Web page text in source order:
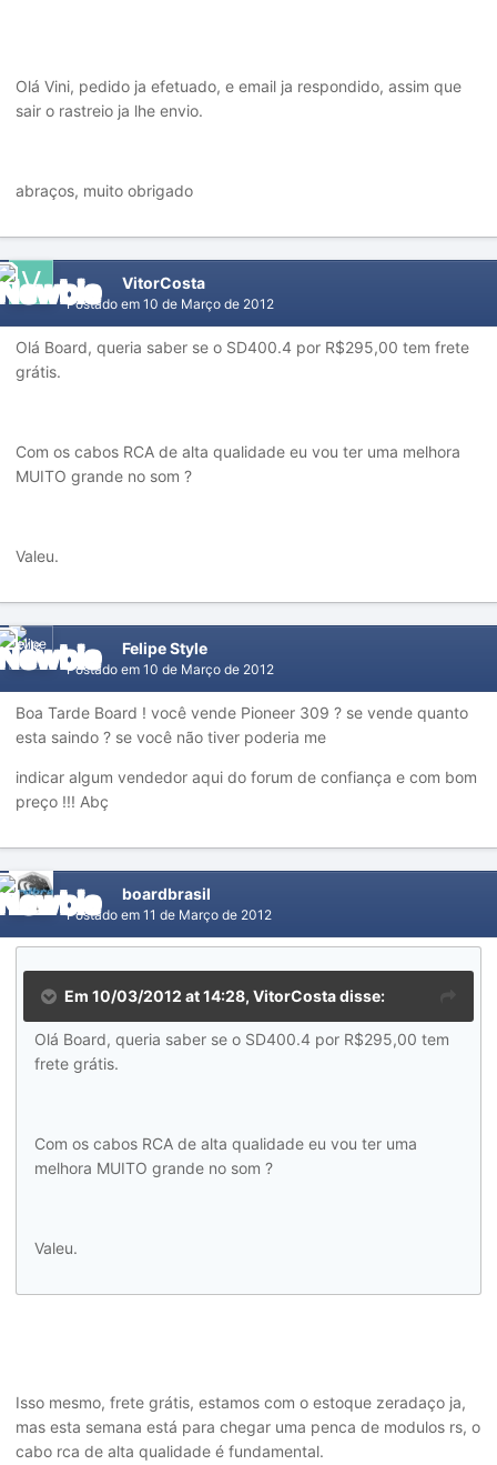
Olá Vini, pedido ja efetuado, e email ja respondido, assim que
sair o rastreio ja lhe envio.
abraços, muito obrigado
VitorCosta
Postado em 10 de Março de 2012
Olá Board, queria saber se o SD400.4 por R$295,00 tem frete
grátis.
Com os cabos RCA de alta qualidade eu vou ter uma melhora
MUITO grande no som ?
Valeu.
Felipe Style
Postado em 10 de Março de 2012
Boa Tarde Board ! você vende Pioneer 309 ? se vende quanto
esta saindo ? se você não tiver poderia me
indicar algum vendedor aqui do forum de confiança e com bom
preço !!! Abç
boardbrasil
Postado em 11 de Março de 2012
Em 10/03/2012 at 14:28, VitorCosta disse:
Olá Board, queria saber se o SD400.4 por R$295,00 tem
frete grátis.
Com os cabos RCA de alta qualidade eu vou ter uma
melhora MUITO grande no som ?
Valeu.
Isso mesmo, frete grátis, estamos com o estoque zeradaço ja,
mas esta semana está para chegar uma penca de modulos rs, o
cabo rca de alta qualidade é fundamental.